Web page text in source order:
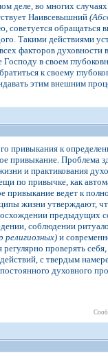
деле, во многих
Наивсевышний
обращаться
Такими действиями
факторов духовности
Господу в своем
к своему
этим внешним
привыкания к
привыкание. Проблема
и практикования
по привычке, как
привыкание ведет к
жизни утверждают,
предыдущих
соблюдении
религиозных)и
проверять себя,
с твердым
духовного